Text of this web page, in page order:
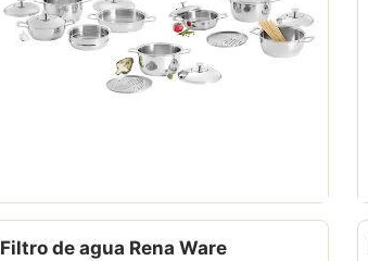
Filtro de agua Rena Ware